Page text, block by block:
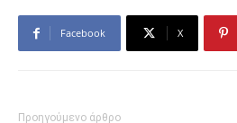
Facebook X
Προηγούμενο άρθρο